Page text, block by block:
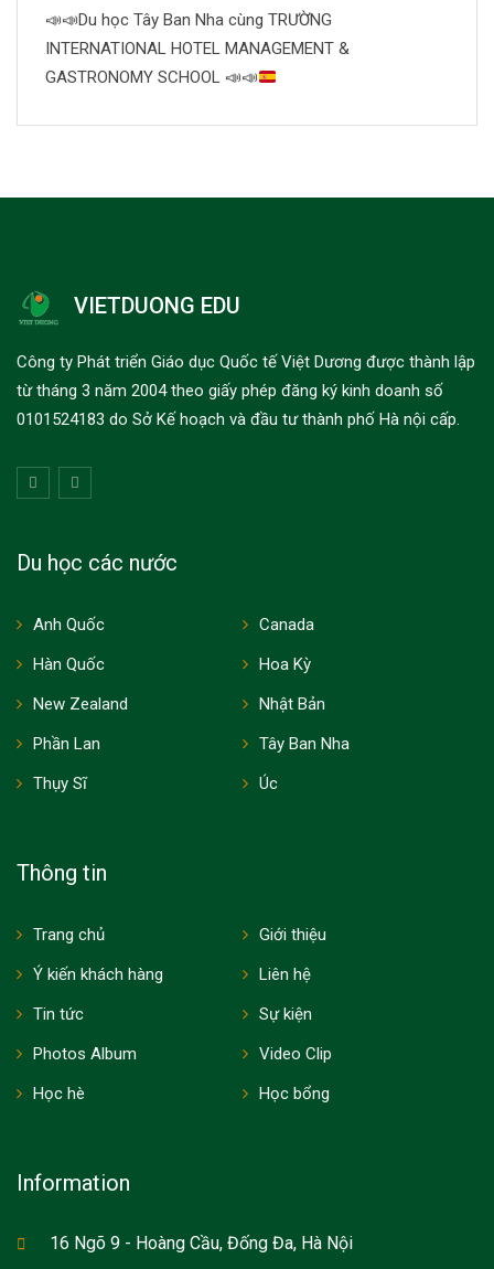
📣📣Du học Tây Ban Nha cùng TRƯỜNG
INTERNATIONAL HOTEL MANAGEMENT &
GASTRONOMY SCHOOL 📣📣
VIETDUONG EDU
Công ty Phát triển Giáo dục Quốc tế Việt Dương được thành lập
từ tháng 3 năm 2004 theo giấy phép đăng ký kinh doanh số
0101524183 do Sở Kế hoạch và đầu tư thành phố Hà nội cấp.
Du học các nước
Anh Quốc
Canada
Hàn Quốc
Hoa Kỳ
New Zealand
Nhật Bản
Phần Lan
Tây Ban Nha
Thụy Sĩ
Úc
Thông tin
Trang chủ
Giới thiệu
Ý kiến khách hàng
Liên hệ
Tin tức
Sự kiện
Photos Album
Video Clip
Học hè
Học bổng
Information
16 Ngõ 9 - Hoàng Cầu, Đống Đa, Hà Nội